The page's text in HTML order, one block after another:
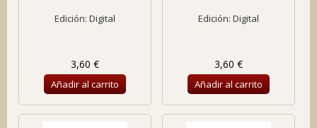
Edición: Digital
3,60 €
Añadir al carrito
Edición: Digital
3,60 €
Añadir al carrito